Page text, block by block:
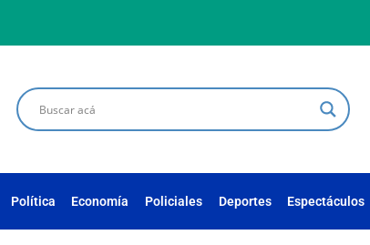
Política Economía Policiales Deportes Espectáculos